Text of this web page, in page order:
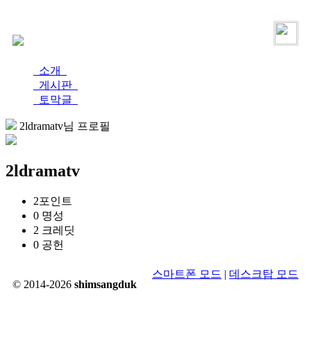
소개
게시판
토막글
2ldramatv님 프로필
2ldramatv
2포인트
0 명성
2 크레딧
0 공헌
© 2014-2026 shimsangduk
스마트폰 모드 | 데스크탑 모드